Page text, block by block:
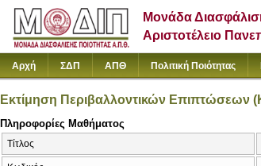
Μονάδα
Αριστοτέλειο
Αρχή ΣΔΠ ΑΠΘ Πολιτική Ποιότητας
Εκτίμηση Περιβαλλοντικών Επιπτώσεων
Πληροφορίες Μαθήματος
Τίτλος